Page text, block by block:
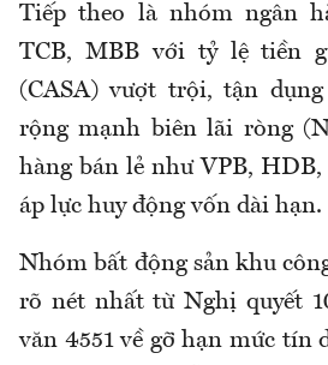
Tiếp theo là nhóm ngân
TCB, MBB với tỷ lệ tiền
(CASA) vượt trội, tận
rộng mạnh biên lãi ròng
hàng bán lẻ như VPB,
áp lực huy động vốn dài hạn.
Nhóm bất động sản khu
rõ nét nhất từ Nghị quyết
văn 4551 về gỡ hạn mức tín